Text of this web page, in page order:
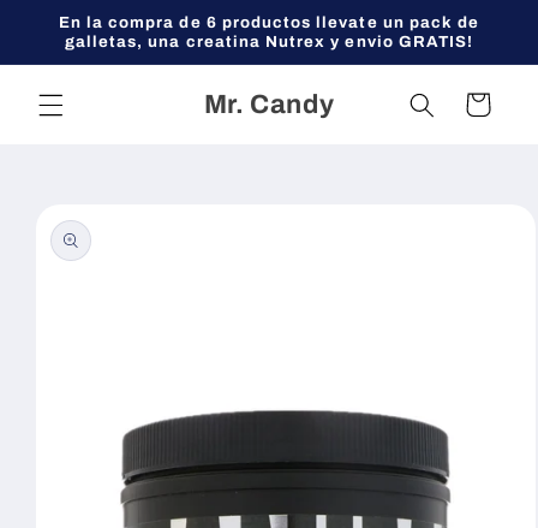
directamente
al contenido
En la compra de 6 productos llevate un pack de
galletas, una creatina Nutrex y envio GRATIS!
Mr. Candy Carrito
información